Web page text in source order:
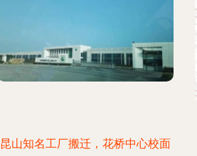
昆山知名工厂搬迁，花桥中心校面